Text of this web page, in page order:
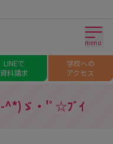
menu
LINEで
資料請求
学校への
アクセス
^*)ゞ・'ﾟ☆ﾌﾞｲ